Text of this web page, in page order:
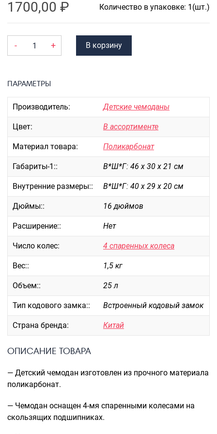
Аксессуары
ЧЕХЛЫ ДЛЯ ЧЕМОДАНОВ
Мешки для обуви
Новинки
Багаж
Чемоданы оптом
Чемоданы на колесах
Чемоданы детские
Пилоты на колесах
Рюкзаки детские для детских
чемоданов
Бьюти-кейсы
Распродажа
Сумки
Сумки колесные
Сумки спортивные
Сумки деловые
Сумки поясные
Сумки пляжные
Сумки-тележки хозяйственные
Сумки детские
Рюкзаки городские
Рюкзаки школьные
1700,00 ₽ Количество в упаковке: 1(шт.)
- + В корзину
ПАРАМЕТРЫ
Производитель: Детские чемоданы
Цвет: В ассортименте
Материал товара: Поликарбонат
Габариты-1:: В*Ш*Г: 46 х 30 х 21 см
Внутренние размеры:: В*Ш*Г: 40 х 29 х 20 см
Дюймы:: 16 дюймов
Расширение:: Нет
Число колес: 4 спаренных колеса
Вес:: 1,5 кг
Объем:: 25 л
Тип кодового замка:: Встроенный кодовый замок
Страна бренда: Китай
ОПИСАНИЕ ТОВАРА
— Детский чемодан изготовлен из прочного материала
поликарбонат.
— Чемодан оснащен 4-мя спаренными колесами на
скользящих подшипниках.